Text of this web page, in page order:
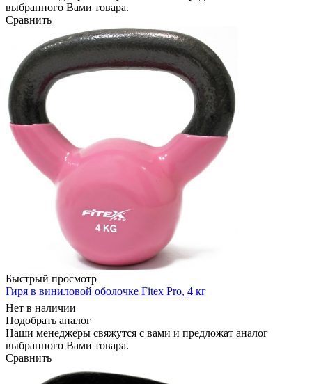
выбранного Вами товара.
Сравнить
Быстрый просмотр
Гиря в виниловой оболочке Fitex Pro, 4 кг
Нет в наличии
Подобрать аналог
Наши менеджеры свяжутся с вами и предложат аналог
выбранного Вами товара.
Сравнить